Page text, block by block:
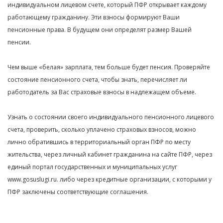
индивидуальном лицевом счете, который ПФР открывает каждому
работающему гражданину. Эти взносы формируют Ваши
пенсионные права. В будущем они определят размер Вашей
пенсии.
Чем выше «белая» зарплата, тем больше будет пенсия. Проверяйте
состояние пенсионного счета, чтобы знать, перечисляет ли
работодатель за Вас страховые взносы в надлежащем объеме.
Узнать о состоянии своего индивидуального пенсионного лицевого
счета, проверить, сколько уплачено страховых взносов, можно
лично обратившись в территориальный орган ПФР по месту
жительства, через личный кабинет гражданина на сайте ПФР, через
единый портал государственных и муниципальных услуг
www.gosuslugi.ru. либо через кредитные организации, с которыми у
ПФР заключены соответствующие соглашения.